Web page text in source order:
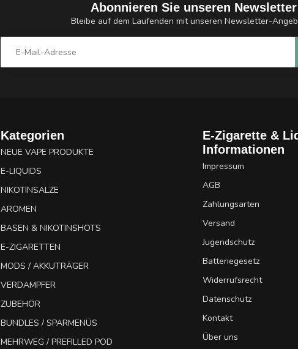
Abonnieren Sie unseren Newsletter
Bleibe auf dem Laufenden mit unseren Newsletter-
Kategorien
NEUE VAPE PRODUKTE
E-LIQUIDS
NIKOTINSALZE
AROMEN
BASEN & NIKOTINSHOTS
E-ZIGARETTEN
MODS / AKKUTRÄGER
VERDAMPFER
ZUBEHÖR
BUNDLES / SPARMENÜS
MEHRWEG / PREFILLED POD
E-Zigarette &
Informationen
Impressum
AGB
Zahlungsarten
Versand
Jugendschutz
Batteriegesetz
Widerrufsrecht
Datenschutz
Kontakt
Über uns